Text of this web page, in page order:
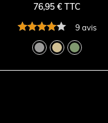
76,95 € TTC
9 avis